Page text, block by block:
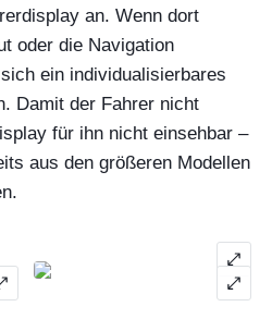
an. Wenn dort
oder die Navigation
ein individualisierbares
Damit der Fahrer nicht
für ihn nicht einsehbar –
aus den größeren Modellen